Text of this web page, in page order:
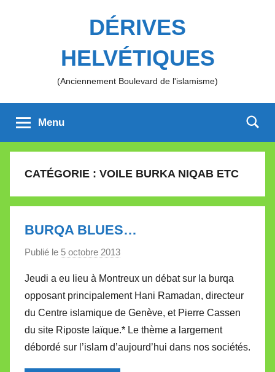
DÉRIVES
HELVÉTIQUES
(Anciennement Boulevard de l'islamisme)
Menu
CATÉGORIE : VOILE BURKA NIQAB ETC
BURQA BLUES…
Publié le 5 octobre 2013
r
M
i
r
e
Jeudi a eu lieu à Montreux un débat sur la burqa
opposant principalement Hani Ramadan, directeur
du Centre islamique de Genève, et Pierre Cassen
du site Riposte laïque.* Le thème a largement
débordé sur l’islam d’aujourd’hui dans nos sociétés.